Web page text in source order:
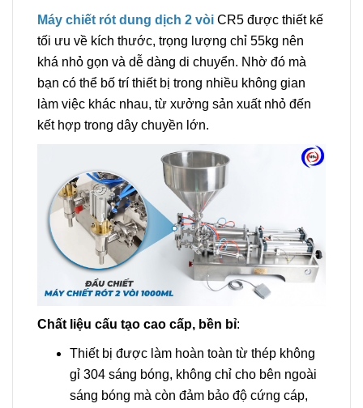
Máy chiết rót dung dịch 2 vòi CR5 được thiết kế
tối ưu về kích thước, trọng lượng chỉ 55kg nên
khá nhỏ gọn và dễ dàng di chuyển. Nhờ đó mà
bạn có thể bố trí thiết bị trong nhiều không gian
làm việc khác nhau, từ xưởng sản xuất nhỏ đến
kết hợp trong dây chuyền lớn.
Chất liệu cấu tạo cao cấp, bền bỉ:
Thiết bị được làm hoàn toàn từ thép không
gỉ 304 sáng bóng, không chỉ cho bên ngoài
sáng bóng mà còn đảm bảo độ cứng cáp,